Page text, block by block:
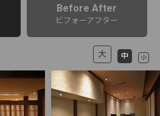
Before After
ビフォーアフター
大 中 小